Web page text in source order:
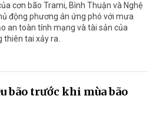
cơn bão Trami, Bình Thuận và Nghệ
động phương án ứng phó với mưa
an toàn tính mạng và tài sản của
thiên tai xảy ra.
bão trước khi mùa bão